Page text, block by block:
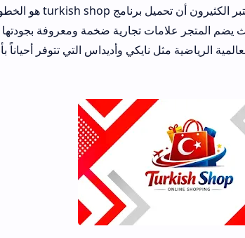
الديكور المنزلي والأجهزة الإلكترونية الصغيرة ويعتبر الكثيرون أن تحميل برنامج turkish shop هو الخطوة الأولى للحصول
تجارية ضخمة ومعروفة بجودتها مثل إل سي
نايكي وأديداس التي تتوفر أحياناً بأسعار أقل من